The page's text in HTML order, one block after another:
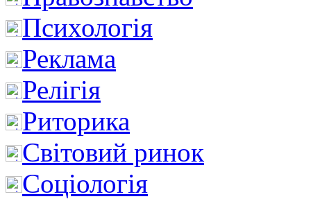
Психологія
Реклама
Релігія
Риторика
Світовий ринок
Соціологія